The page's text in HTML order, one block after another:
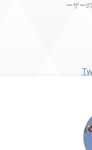
ーザー